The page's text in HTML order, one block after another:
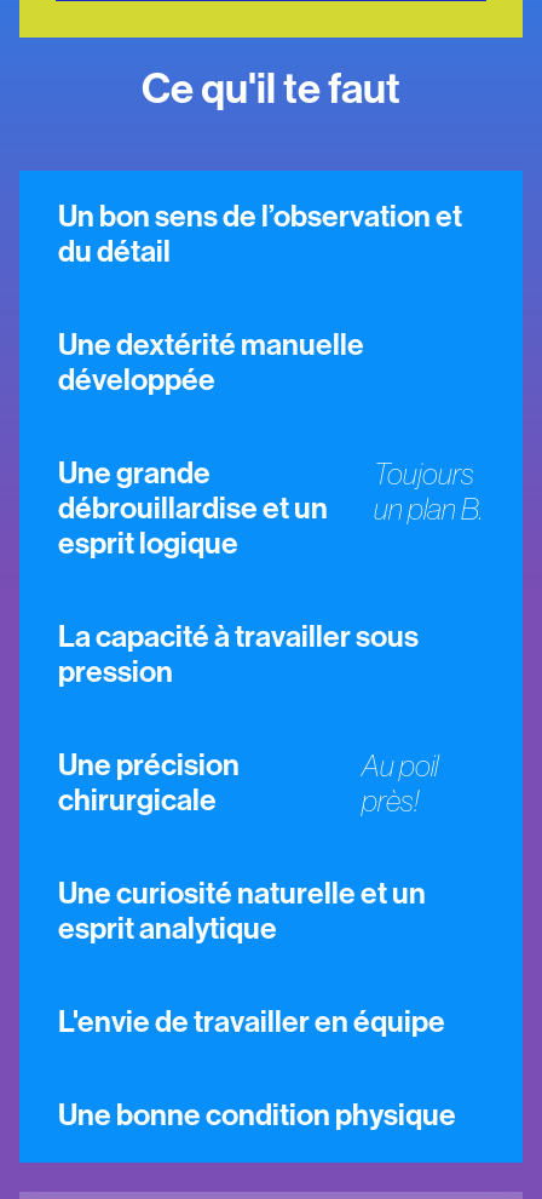
Ce qu'il te faut
Un bon sens de l’observation et
du détail
Une dextérité manuelle
développée
Une grande
débrouillardise et un
esprit logique
Toujours
un plan B.
La capacité à travailler sous
pression
Une précision
chirurgicale
Au poil
près!
Une curiosité naturelle et un
esprit analytique
L'envie de travailler en équipe
Une bonne condition physique